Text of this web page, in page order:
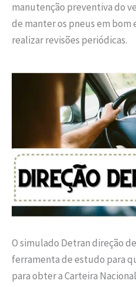
manutenção preventiva do
de manter os pneus em bom
realizar revisões periódicas.
O simulado Detran direção
ferramenta de estudo para
para obter a Carteira